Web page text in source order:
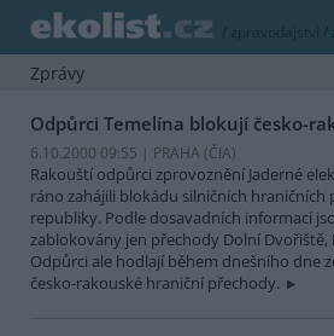
/ zpravodajství /
Zprávy
Odpůrci Temelína blokují česko-
6.10.2000 09:55 | PRAHA (ČIA)
Rakouští odpůrci zprovoznění Jaderné
ráno zahájili blokádu silničních hraničních
republiky. Podle dosavadních informací
zablokovány jen přechody Dolní Dvořiště,
Odpůrci ale hodlají během dnešního dne
česko-rakouské hraniční přechody.